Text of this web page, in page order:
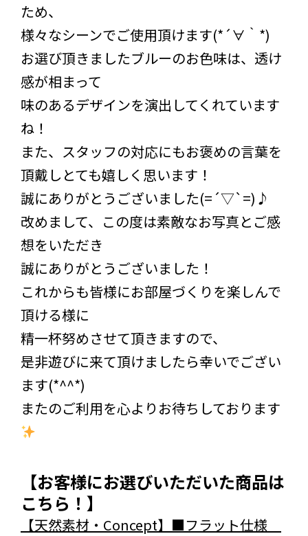
ため、
様々なシーンでご使用頂けます(*´∀｀*)
お選び頂きましたブルーのお色味は、透け
感が相まって
味のあるデザインを演出してくれています
ね！
また、スタッフの対応にもお褒めの言葉を
頂戴しとても嬉しく思います！
誠にありがとうございました(=´▽`=)♪
改めまして、この度は素敵なお写真とご感
想をいただき
誠にありがとうございました！
これからも皆様にお部屋づくりを楽しんで
頂ける様に
精一杯努めさせて頂きますので、
是非遊びに来て頂けましたら幸いでござい
ます(*^^*)
またのご利用を心よりお待ちしております
【お客様にお選びいただいた商品は
こちら！】
【天然素材・Concept】■フラット仕様